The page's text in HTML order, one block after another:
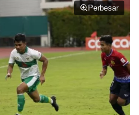
Perbesar